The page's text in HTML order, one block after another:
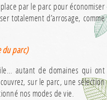
par le parc pour économiser
totalement d’arrosage, comme
du parc)
autant de domaines qui ont
sur le parc, une sélection
nos modes de vie.